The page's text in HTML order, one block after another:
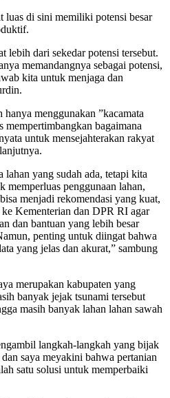
luas di sini memiliki potensi besar
lebih dari sekedar potensi tersebut.
memandangnya sebagai potensi,
kita untuk menjaga dan
menggunakan ”kacamata
mempertimbangkan bagaimana
untuk mensejahterakan rakyat
lahan yang sudah ada, tetapi kita
memperluas penggunaan lahan,
menjadi rekomendasi yang kuat,
Kementerian dan DPR RI agar
dan bantuan yang lebih besar
penting untuk diingat bahwa
yang jelas dan akurat,” sambung
merupakan kabupaten yang
banyak jejak tsunami tersebut
masih banyak lahan lahan sawah
langkah-langkah yang bijak
saya meyakini bahwa pertanian
satu solusi untuk memperbaiki